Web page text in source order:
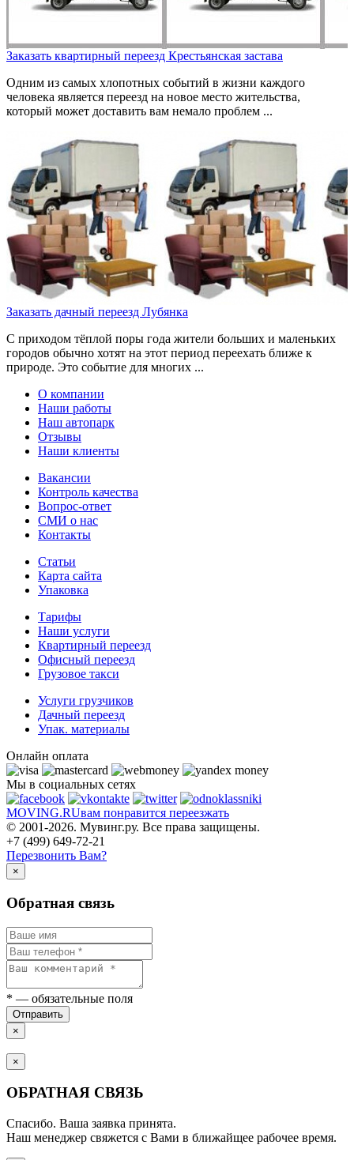
Заказать квартирный переезд Крестьянская застава
Одним из самых хлопотных событий в жизни каждого
человека является переезд на новое место жительства,
который может доставить вам немало проблем ...
Заказать дачный переезд Лубянка
С приходом тёплой поры года жители больших и маленьких
городов обычно хотят на этот период переехать ближе к
природе. Это событие для многих ...
О компании
Наши работы
Наш автопарк
Отзывы
Наши клиенты
Вакансии
Контроль качества
Вопрос-ответ
СМИ о нас
Контакты
Статьи
Карта сайта
Упаковка
Тарифы
Наши услуги
Квартирный переезд
Офисный переезд
Грузовое такси
Услуги грузчиков
Дачный переезд
Упак. материалы
Онлайн оплата
Мы в социальных сетях
MOVING.RUвам понравится переезжать
© 2001-2026. Мувинг.ру. Все права защищены.
+7 (499) 649-72-21
Перезвонить Вам?
×
Обратная связь
* — обязательные поля
Отправить
×
×
ОБРАТНАЯ СВЯЗЬ
Спасибо. Ваша заявка принята.
Наш менеджер свяжется с Вами в ближайщее рабочее время.